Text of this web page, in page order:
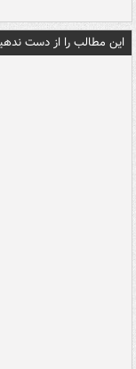
این مطالب را از دست